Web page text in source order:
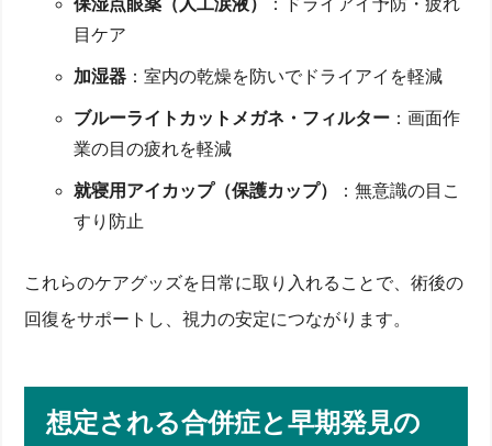
保湿点眼薬（人工涙液）
：ドライアイ予防・疲れ
目ケア
加湿器 ：室内の乾燥を防いでドライアイを軽減
ブルーライトカットメガネ・フィルター ：画面作
業の目の疲れを軽減
就寝用アイカップ（保護カップ）
：無意識の目こ
すり防止
これらのケアグッズを日常に取り入れることで、術後の
回復をサポートし、視力の安定につながります。
想定される合併症と早期発見の